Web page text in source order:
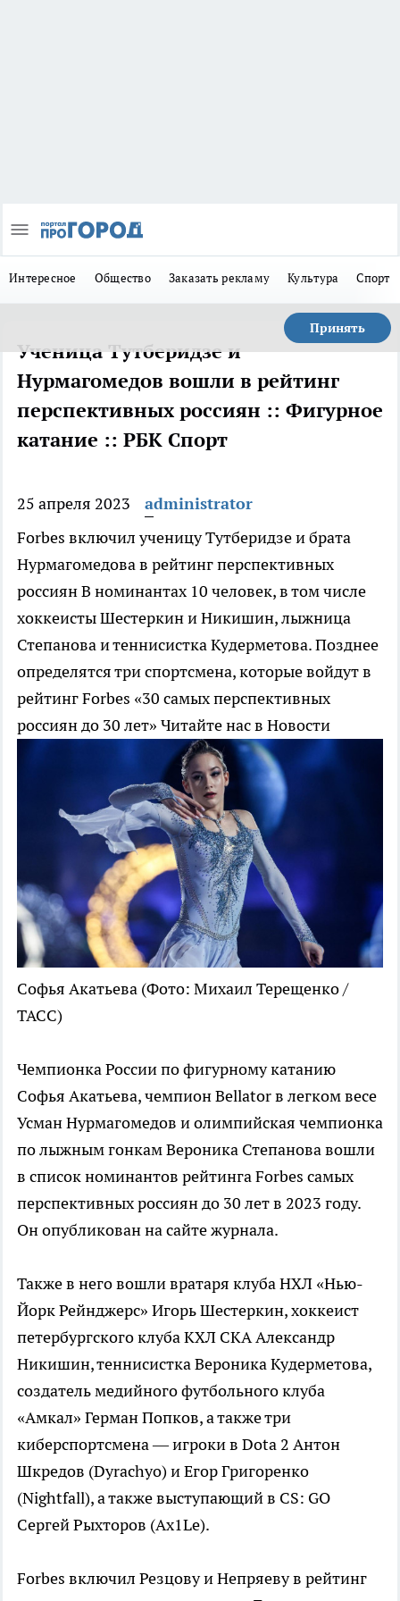
Интересное Общество Заказать рекламу Культура Спорт
Принять
Ученица Тутберидзе и
Нурмагомедов вошли в рейтинг
перспективных россиян :: Фигурное
катание :: РБК Спорт
25 апреля 2023
administrator
Forbes включил ученицу Тутберидзе и брата
Нурмагомедова в рейтинг перспективных
россиянВ номинантах 10 человек, в том числе
хоккеисты Шестеркин и Никишин, лыжница
Степанова и теннисистка Кудерметова. Позднее
определятся три спортсмена, которые войдут в
рейтинг Forbes «30 самых перспективных
россиян до 30 лет» Читайте нас в Новости
Софья Акатьева (Фото: Михаил Терещенко /
ТАСС)
Чемпионка России по фигурному катанию
Софья Акатьева, чемпион Bellator в легком весе
Усман Нурмагомедов и олимпийская чемпионка
по лыжным гонкам Вероника Степанова вошли
в список номинантов рейтинга Forbes самых
перспективных россиян до 30 лет в 2023 году.
Он опубликован на сайте журнала.
Также в него вошли вратаря клуба НХЛ «Нью-
Йорк Рейнджерс» Игорь Шестеркин, хоккеист
петербургского клуба КХЛ СКА Александр
Никишин, теннисистка Вероника Кудерметова,
создатель медийного футбольного клуба
«Амкал» Герман Попков, а также три
киберспортсмена — игроки в Dota 2 Антон
Шкредов (Dyrachyo) и Егор Григоренко
(Nightfall), а также выступающий в CS: GO
Сергей Рыхторов (Ax1Le).
Forbes включил Резцову и Непряеву в рейтинг